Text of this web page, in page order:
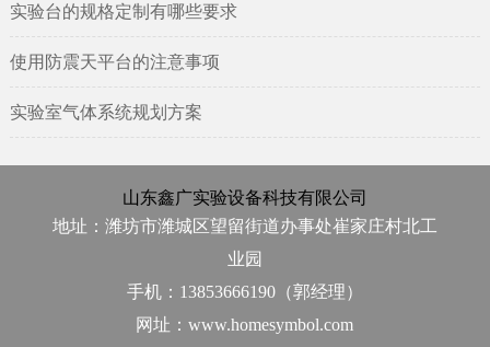
实验台的规格定制有哪些要求
使用防震天平台的注意事项
实验室气体系统规划方案
山东鑫广实验设备科技有限公司
地址：潍坊市潍城区望留街道办事处崔家庄村北工
业园
手机：13853666190（郭经理）
网址：www.homesymbol.com